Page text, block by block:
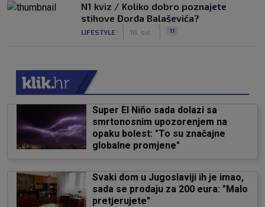
N1 kviz / Koliko dobro poznajete
stihove Đorđa Balaševića?
LIFESTYLE 18. svi. 11
Super El Niño sada dolazi sa
smrtonosnim upozorenjem na
opaku bolest: "To su značajne
globalne promjene"
Svaki dom u Jugoslaviji ih je imao,
sada se prodaju za 200 eura: "Malo
pretjerujete"